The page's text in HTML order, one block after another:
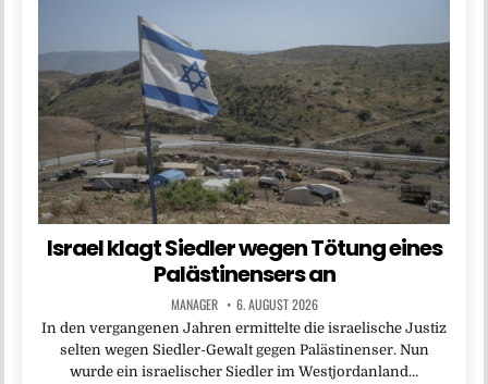
Israel klagt Siedler wegen Tötung eines
Palästinensers an
MANAGER 6. AUGUST 2026
In den vergangenen Jahren ermittelte die israelische Justiz
selten wegen Siedler-Gewalt gegen Palästinenser. Nun
wurde ein israelischer Siedler im Westjordanland…